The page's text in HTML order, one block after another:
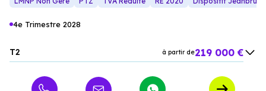
4e Trimestre 2028
T2 à partir de219 000 €